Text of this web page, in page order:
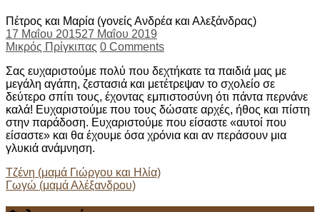
Πέτρος και Μαρία (γονείς Ανδρέα και Αλεξάνδρας)
17 Μαΐου 201527 Μαΐου 2019
Μικρός Πρίγκιπας 0 Comments
Σας ευχαριστούμε πολύ που δεχτήκατε τα παιδιά μας με
μεγάλη αγάπη, ζεστασιά και μετέτρεψαν το σχολείο σε
δεύτερο σπίτι τους, έχοντας εμπιστοσύνη ότι πάντα περνάνε
καλά! Ευχαριστούμε που τους δώσατε αρχές, ήθος και πίστη
στην παράδοση. Ευχαριστούμε που είσαστε «αυτοί που
είσαστε» και θα έχουμε όσα χρόνια και αν περάσουν μια
γλυκιά ανάμνηση.
Post
navigation
Τζένη (μαμά Γιώργου και Ηλία)
Γωγώ (μαμά Αλέξανδρου)